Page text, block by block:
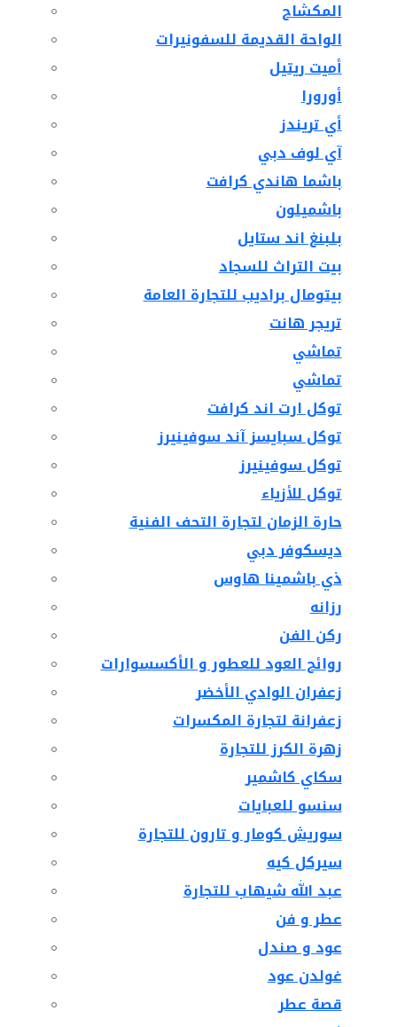
المكشاح
الواحة القديمة للسفونيرات
أميت ريتيل
أورورا
أي تريندز
آي لوف دبي
باشما هاندي كرافت
باشميلون
بلبنغ اند ستايل
بيت التراث للسجاد
بيتومال براديب للتجارة العامة
تريجر هانت
تماشي
تماشي
توكل ارت اند كرافت
توكل سبايسز آند سوفينيرز
توكل سوفينيرز
توكل للأزياء
حارة الزمان لتجارة التحف الفنية
ديسكوفر دبي
ذي باشمينا هاوس
رزانه
ركن الفن
روائح العود للعطور و الأكسسوارات
زعفران الوادي الأخضر
زعفرانة لتجارة المكسرات
زهرة الكرز للتجارة
سكاي كاشمير
سنسو للعبايات
سوريش كومار و تارون للتجارة
سيركل كيه
عبد الله شيهاب للتجارة
عطر و فن
عود و صندل
غولدن عود
قصة عطر